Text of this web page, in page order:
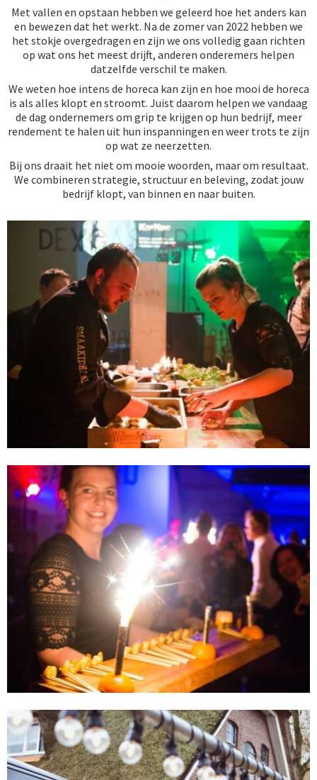
Met vallen en opstaan hebben we geleerd hoe het anders kan
en bewezen dat het werkt. Na de zomer van 2022 hebben we
het stokje overgedragen en zijn we ons volledig gaan richten
op wat ons het meest drijft, anderen onderemers helpen
datzelfde verschil te maken.
We weten hoe intens de horeca kan zijn en hoe mooi de horeca
is als alles klopt en stroomt. Juist daarom helpen we vandaag
de dag ondernemers om grip te krijgen op hun bedrijf, meer
rendement te halen uit hun inspanningen en weer trots te zijn
op wat ze neerzetten.
Bij ons draait het niet om mooie woorden, maar om resultaat.
We combineren strategie, structuur en beleving, zodat jouw
bedrijf klopt, van binnen en naar buiten.